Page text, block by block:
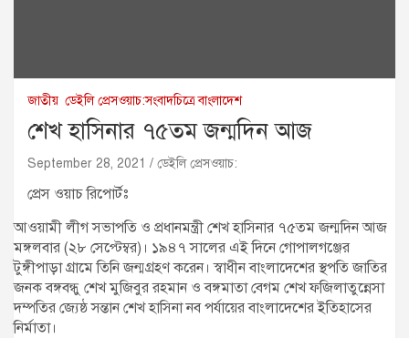
জাতীয় ডেইলি প্রেসওয়াচ:সংবাদচিত্রে বাংলাদেশ
শেখ হাসিনার ৭৫তম জন্মদিন আজ
September 28, 2021 ডেইলি প্রেসওয়াচ:
প্রেস ওয়াচ রিপোর্টঃ
আওয়ামী লীগ সভাপতি ও প্রধানমন্ত্রী শেখ হাসিনার ৭৫তম জন্মদিন আজ
মঙ্গলবার (২৮ সেপ্টেম্বর)। ১৯৪৭ সালের এই দিনে গোপালগঞ্জের
টুঙ্গীপাড়া গ্রামে তিনি জন্মগ্রহণ করেন। স্বাধীন বাংলাদেশের স্থপতি জাতির
জনক বঙ্গবন্ধু শেখ মুজিবুর রহমান ও বঙ্গমাতা বেগম শেখ ফজিলাতুন্নেসা
দম্পতির জ্যেষ্ঠ সন্তান শেখ হাসিনা নব পর্যায়ের বাংলাদেশের ইতিহাসের
নির্মাতা।